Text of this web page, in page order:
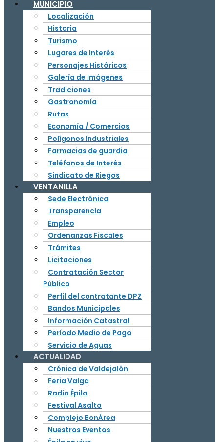
MUNICIPIO
Localización
Historia
Turismo
Lugares de Interés
Personajes Históricos
Galería de Imágenes
Tradiciones
Gastronomía
Rutas
Economía / Comercios
Polígonos Industriales
Farmacias de guardia
Teléfonos de Interés
Sindicato de Riegos
VENTANILLA
Sede Electrónica
Transparencia
Empleo
Ordenanzas Fiscales
Trámites
Licitaciones
Contratación Sector
Público
Perfil del contratante DPZ
Bandos Municipales
Información Catastral
Período Medio de Pago
Servicio de Aguas
ACTUALIDAD
Crónica de Valdejalón
Feria Valga
Radio Épila
Festival Asalto
Complejo BonÀrea
Nuestros Eventos